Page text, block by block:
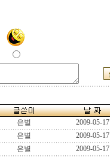
은별 2009-05-17
은별 2009-05-17
은별 2009-05-17